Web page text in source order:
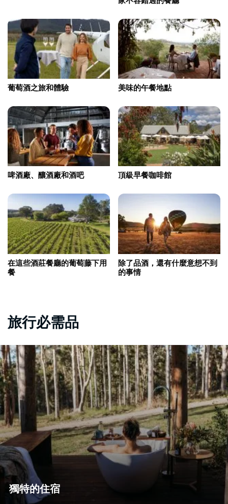
葡萄酒之旅和體驗 美味的午餐地點
啤酒廠、釀酒廠和酒吧 頂級早餐咖啡館
在這些酒莊餐廳的葡萄藤下用
餐
除了品酒，還有什麼意想不到
的事情
旅行必需品
獨特的住宿